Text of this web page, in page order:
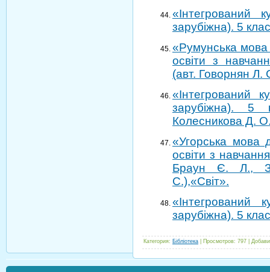
«Інтегрований
зарубіжна). 5
«Румунська мова
освіти з
(авт. Говорнян
«Інтегрований
зарубіжна).
Колесникова Д.
«Угорська мова
освіти з
Браун Є. Л.,
С.),«Світ».
«Інтегрований
зарубіжна). 5
Категория: Бібліотека Просмотров: 797